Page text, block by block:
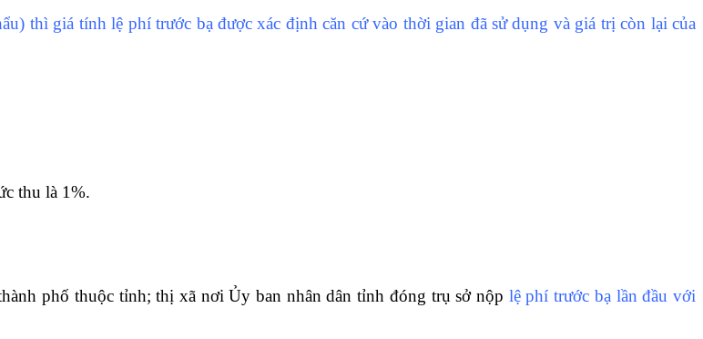
thì giá tính lệ phí trước bạ được xác định căn cứ vào thời gian đã sử dụng và giá trị còn lại của
thu là 1%.
phố thuộc tỉnh; thị xã nơi Ủy ban nhân dân tỉnh đóng trụ sở nộp lệ phí trước bạ lần đầu với